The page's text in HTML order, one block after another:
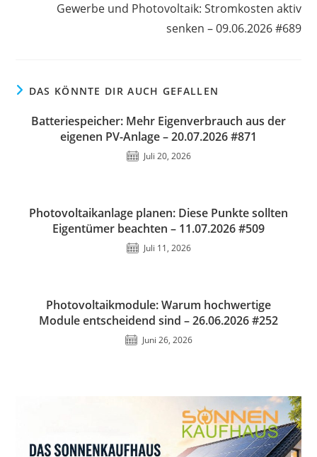
Gewerbe und Photovoltaik: Stromkosten aktiv
senken – 09.06.2026 #689
DAS KÖNNTE DIR AUCH GEFALLEN
Batteriespeicher: Mehr Eigenverbrauch aus der
eigenen PV-Anlage – 20.07.2026 #871
Juli 20, 2026
Photovoltaikanlage planen: Diese Punkte sollten
Eigentümer beachten – 11.07.2026 #509
Juli 11, 2026
Photovoltaikmodule: Warum hochwertige
Module entscheidend sind – 26.06.2026 #252
Juni 26, 2026